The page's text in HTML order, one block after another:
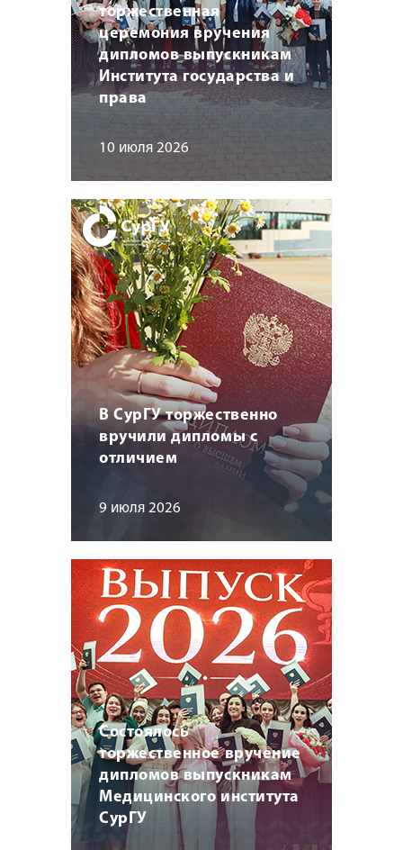
торжественная
церемония вручения
дипломов выпускникам
Института государства и
права
10 июля 2026
В СурГУ торжественно
вручили дипломы с
отличием
9 июля 2026
Состоялось
торжественное вручение
дипломов выпускникам
Медицинского института
СурГУ